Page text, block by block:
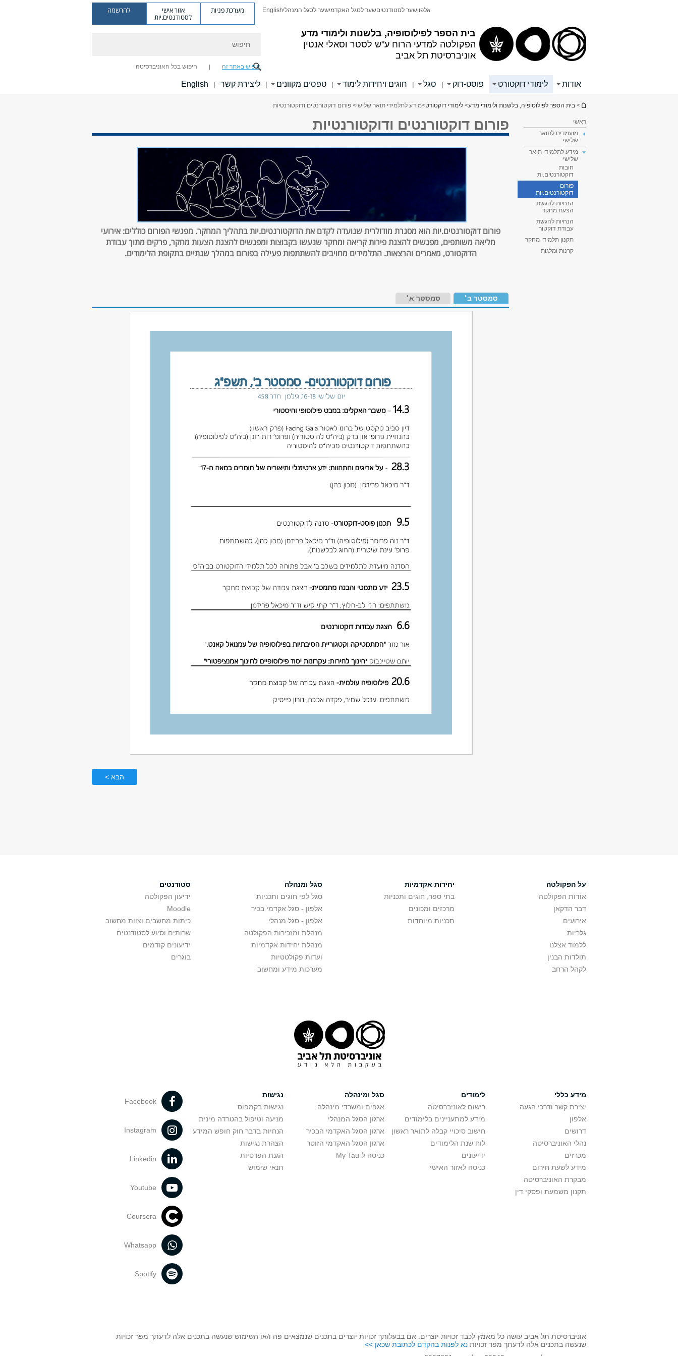
בית הספר לפילוסופיה, בלשנות ולימודי מדע
הפקולטה למדעי הרוח ע"ש לסטר וסאלי אנטין
אוניברסיטת תל אביב
אלפוןשער לסטודנטיםשער לסגל האקדמישער לסגל המנהליEnglish מערכת פניות אזור אישי
לסטודנטים.יות
להרשמה
חיפוש באתר זה חיפוש בכל האוניברסיטה
אודות לימודי דוקטורט פוסט-דוק | סגל | חוגים ויחידות לימוד | טפסים מקוונים | ליצירת קשר |
English
הינך נמצא כאן
> בית הספר לפילוסופיה, בלשנות ולימודי מדע> לימודי דוקטורט>מידע לתלמידי תואר שלישי> פורום דוקטורנטים ודוקטורנטיות
ראשי
מועמדים לתואר
שלישי
מידע לתלמידי תואר
שלישי
חובות
דוקטורנטים.ות
פורום
דוקטורנטים.יות
הנחיות להגשת
הצעת מחקר
הנחיות להגשת
עבודת דוקטור
תקנון תלמידי מחקר
קרנות ומלגות
פורום דוקטורנטים ודוקטורנטיות
פורום דוקטורנטים.יות הוא מסגרת מודולרית שנועדה לקדם את הדוקטורנטים.יות בתהליך המחקר. מפגשי הפורום כוללים: אירועי
מליאה משותפים, מפגשים להצגת פירות קריאה ומחקר שנעשו בקבוצות ומפגשים להצגת הצעות מחקר, פרקים מתוך עבודת
הדוקטורט, מאמרים והרצאות. התלמידים מחויבים להשתתפות פעילה בפורום במהלך שנתיים בתקופת הלימודים.
סמסטר ב׳ סמסטר א׳
הבא >
על הפקולטה
אודות הפקולטה
דבר הדקאן
אירועים
גלריות
ללמוד אצלנו
תולדות הבנין
לקהל הרחב
יחידות אקדמיות
בתי ספר, חוגים ותכניות
מרכזים ומכונים
תכניות מיוחדות
סגל ומנהלה
סגל לפי חוגים ותכניות
אלפון - סגל אקדמי בכיר
אלפון - סגל מנהלי
מנהלת ומזכירות הפקולטה
מנהלת יחידות אקדמיות
ועדות פקולטטיות
מערכות מידע ומחשוב
סטודנטים
ידיעון הפקולטה
Moodle
כיתות מחשבים וצוות מחשוב
שרותים וסיוע לסטודנטים
ידיעונים קודמים
בוגרים
מידע כללי
יצירת קשר ודרכי הגעה
אלפון
דרושים
נהלי האוניברסיטה
מכרזים
מידע לשעת חירום
מבקרת האוניברסיטה
תקנון משמעת ופסקי דין
לימודים
רישום לאוניברסיטה
מידע למתעניינים בלימודים
חישוב סיכויי קבלה לתואר ראשון
לוח שנת הלימודים
ידיעונים
כניסה לאזור האישי
סגל ומינהלה
אגפים ומשרדי מינהלה
ארגון הסגל המנהלי
ארגון הסגל האקדמי הבכיר
ארגון הסגל האקדמי הזוטר
כניסה ל-My Tau
נגישות
נגישות בקמפוס
מניעה וטיפול בהטרדה מינית
הנחיות בדבר חוק חופש המידע
הצהרת נגישות
הגנת הפרטיות
תנאי שימוש
Facebook
Instagram
Linkedin
Youtube
Coursera
Whatsapp
Spotify
אוניברסיטת תל אביב עושה כל מאמץ לכבד זכויות יוצרים. אם בבעלותך זכויות יוצרים בתכנים שנמצאים פה ו/או השימוש שנעשה בתכנים אלה לדעתך מפר זכויות
שנעשה בתכנים אלה לדעתך מפר זכויות נא לפנות בהקדם לכתובת שכאן >>